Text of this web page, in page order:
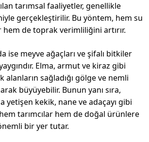
tarımsal faaliyetler, genellikle
gerçekleştirilir. Bu yöntem, hem su
de toprak verimliliğini artırır.
ise meyve ağaçları ve şifalı bitkiler
Elma, armut ve kiraz gibi
alanların sağladığı gölge ve nemli
büyüyebilir. Bunun yanı sıra,
yetişen kekik, nane ve adaçayı gibi
tarımcılar hem de doğal ürünlere
bir yer tutar.